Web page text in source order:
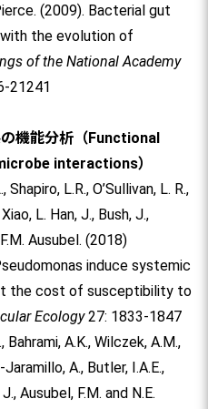
(2009). Bacterial gut
the evolution of
of the National Academy
21241
機能分析（Functional
interactions）
Shapiro, L.R., O’Sullivan, L. R.,
L. Han, J., Bush, J.,
Ausubel. (2018)
induce systemic
the cost of susceptibility to
Ecology27: 1833-1847
Bahrami, A.K., Wilczek, A.M.,
A., Butler, I.A.E.,
Ausubel, F.M. and N.E.